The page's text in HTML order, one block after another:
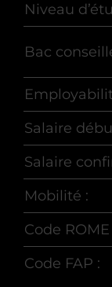
Niveau
Bac
Salaire
Salaire
Mobilité :
Code ROME
Code FAP :